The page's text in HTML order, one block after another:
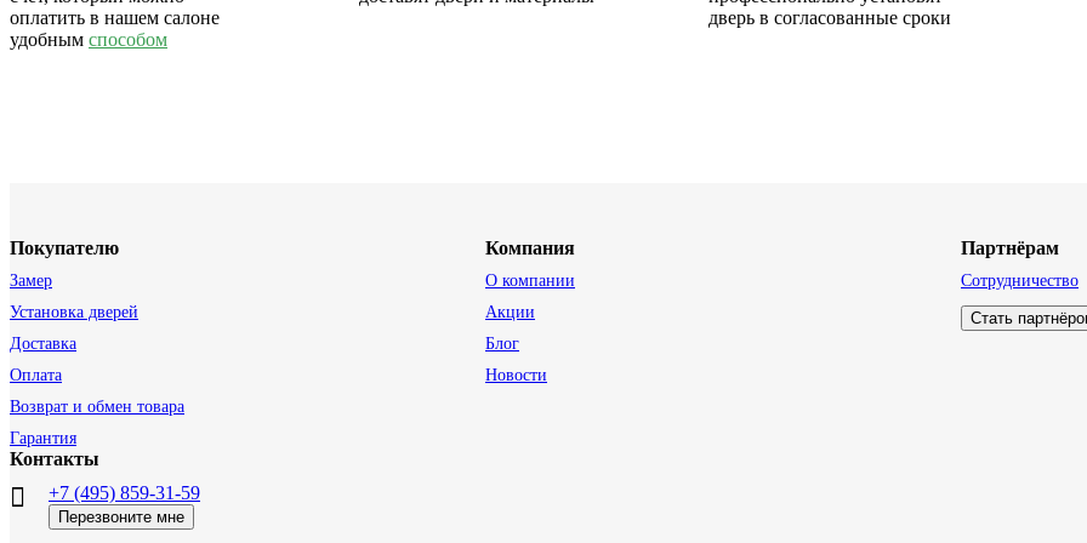
оплатить в нашем салоне
удобным способом
дверь в согласованные сроки
Покупателю
Замер
Установка дверей
Доставка
Оплата
Возврат и обмен товара
Гарантия
Компания
О компании
Акции
Блог
Новости
Партнёрам
Сотрудничество
Стать
Контакты
+7 (495) 859-31-59
Перезвоните мне